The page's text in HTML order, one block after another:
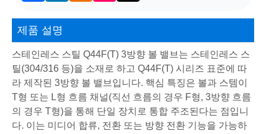
제품 설명
스테인레스 스틸 Q44F(T) 3방향 볼 밸브는 스테인레스 스
틸(304/316 등)을 소재로 하고 Q44F(T) 시리즈 표준에 따
라 제작된 3방향 볼 밸브입니다. 핵심 특징은 볼과 스템이
T형 또는 L형 흐름 채널(직선 흐름의 경우 F형, 3방향 흐름
의 경우 T형)을 통해 단일 장치로 통합 주조된다는 점입니
다. 이는 미디어 합류, 전환 또는 방향 전환 기능을 가능하